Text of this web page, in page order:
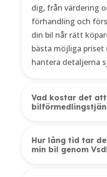
dig, från värdering
förhandling och
din bil når rätt
bästa möjliga
hantera detaljerna
Vad kostar det
Hur lång tid tar
min bil genom